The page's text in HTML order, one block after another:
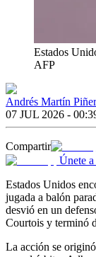
Estados
AFP
Andrés Martín
07 JUL 2026 -
Compartir
Únete a
Estados Unidos
jugada a balón
desvió en un
Courtois y terminó
La acción se